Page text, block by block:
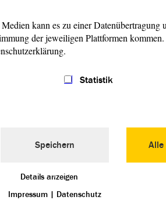
2020/2021 und
Ausgabe zur Bewältigung der
festhalten
über die Bühne gegangen,
Vorsitzender des
des Corona-Virus noch in einer
nichtsdestotrotz die Tatsache, dass
werden voraussichtlich verstärkt
und Bürger erwarten wir bei
die im
kann es zu einer Datenübertragung
der jeweiligen Plattformen
Statistik
Alle
Speichern
Details anzeigen
Impressum | Datenschutz